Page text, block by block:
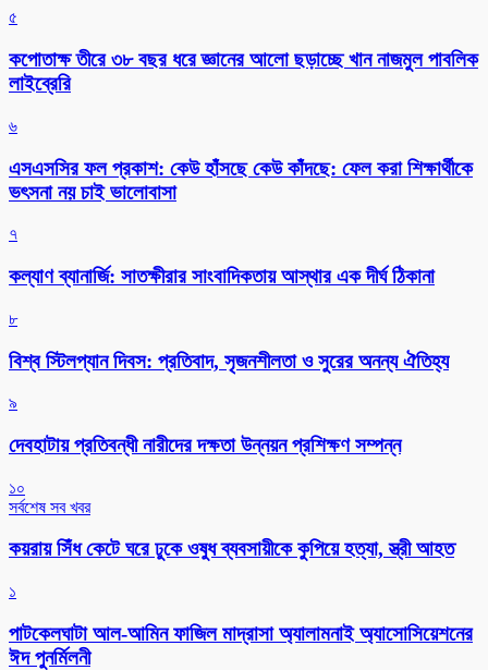
৫
কপোতাক্ষ তীরে ৩৮ বছর ধরে জ্ঞানের আলো ছড়াচ্ছে খান নাজমুল পাবলিক
লাইব্রেরি
৬
এসএসসির ফল প্রকাশ: কেউ হাঁসছে কেউ কাঁদছে: ফেল করা শিক্ষার্থীকে
ভৎসনা নয় চাই ভালোবাসা
৭
কল্যাণ ব্যানার্জি: সাতক্ষীরার সাংবাদিকতায় আস্থার এক দীর্ঘ ঠিকানা
৮
বিশ্ব স্টিলপ্যান দিবস: প্রতিবাদ, সৃজনশীলতা ও সুরের অনন্য ঐতিহ্য
৯
দেবহাটায় প্রতিবন্ধী নারীদের দক্ষতা উন্নয়ন প্রশিক্ষণ সম্পন্ন
১০
সর্বশেষ সব খবর
কয়রায় সিঁধ কেটে ঘরে ঢুকে ওষুধ ব্যবসায়ীকে কুপিয়ে হত্যা, স্ত্রী আহত
১
পাটকেলঘাটা আল-আমিন ফাজিল মাদ্রাসা অ্যালামনাই অ্যাসোসিয়েশনের
ঈদ পুনর্মিলনী